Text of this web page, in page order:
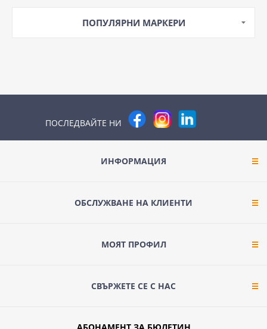
ПОПУЛЯРНИ МАРКЕРИ
ПОСЛЕДВАЙТЕ НИ
ИНФОРМАЦИЯ
ОБСЛУЖВАНЕ НА КЛИЕНТИ
МОЯТ ПРОФИЛ
СВЪРЖЕТЕ СЕ С НАС
АБОНАМЕНТ ЗА БЮЛЕТИН